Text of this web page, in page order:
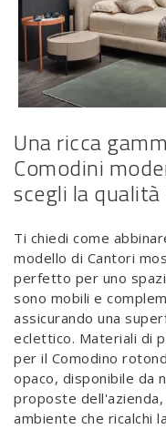
Una ricca
Comodini
scegli la
Ti chiedi come
modello di Cantori
perfetto per uno
sono mobili e
assicurando una
eclettico. Materiali di
per il Comodino
opaco, disponibile da
proposte
ambiente che ricalchi